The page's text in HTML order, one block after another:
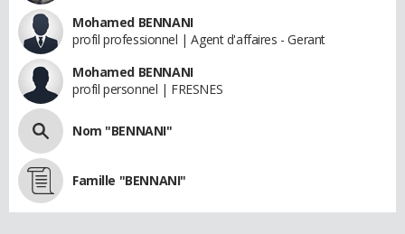
Mohamed BENNANI
profil professionnel | Agent d'affaires - Gerant
Mohamed BENNANI
profil personnel | FRESNES
Nom "BENNANI"
Famille "BENNANI"